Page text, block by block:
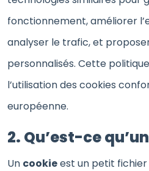
fonctionnement, améliorer
analyser le trafic, et
personnalisés. Cette
l’utilisation des cookies
européenne.
2. Qu’est-ce
Un cookieest un petit